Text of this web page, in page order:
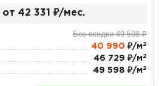
от 42 331 ₽/мес.
Без скидки 49 598 ₽
40 990 ₽/м 2
46 729 ₽/м 2
49 598 ₽/м 2